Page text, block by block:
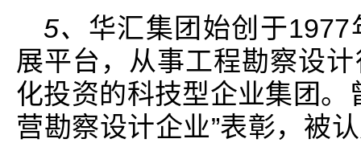
5、 华汇集团始创于
展平台，从事工程勘察设
化投资的科技型企业集团。
营勘察设计企业”表彰，被